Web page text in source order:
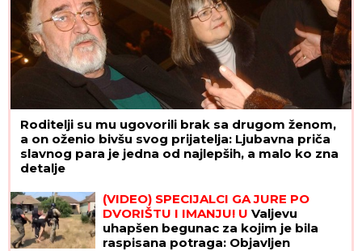
Roditelji su mu ugovorili brak sa drugom ženom,
a on oženio bivšu svog prijatelja: Ljubavna priča
slavnog para je jedna od najlepših, a malo ko zna
detalje
(VIDEO) SPECIJALCI GA JURE PO
DVORIŠTU I IMANJU! U Valjevu
uhapšen begunac za kojim je bila
raspisana potraga: Objavljen